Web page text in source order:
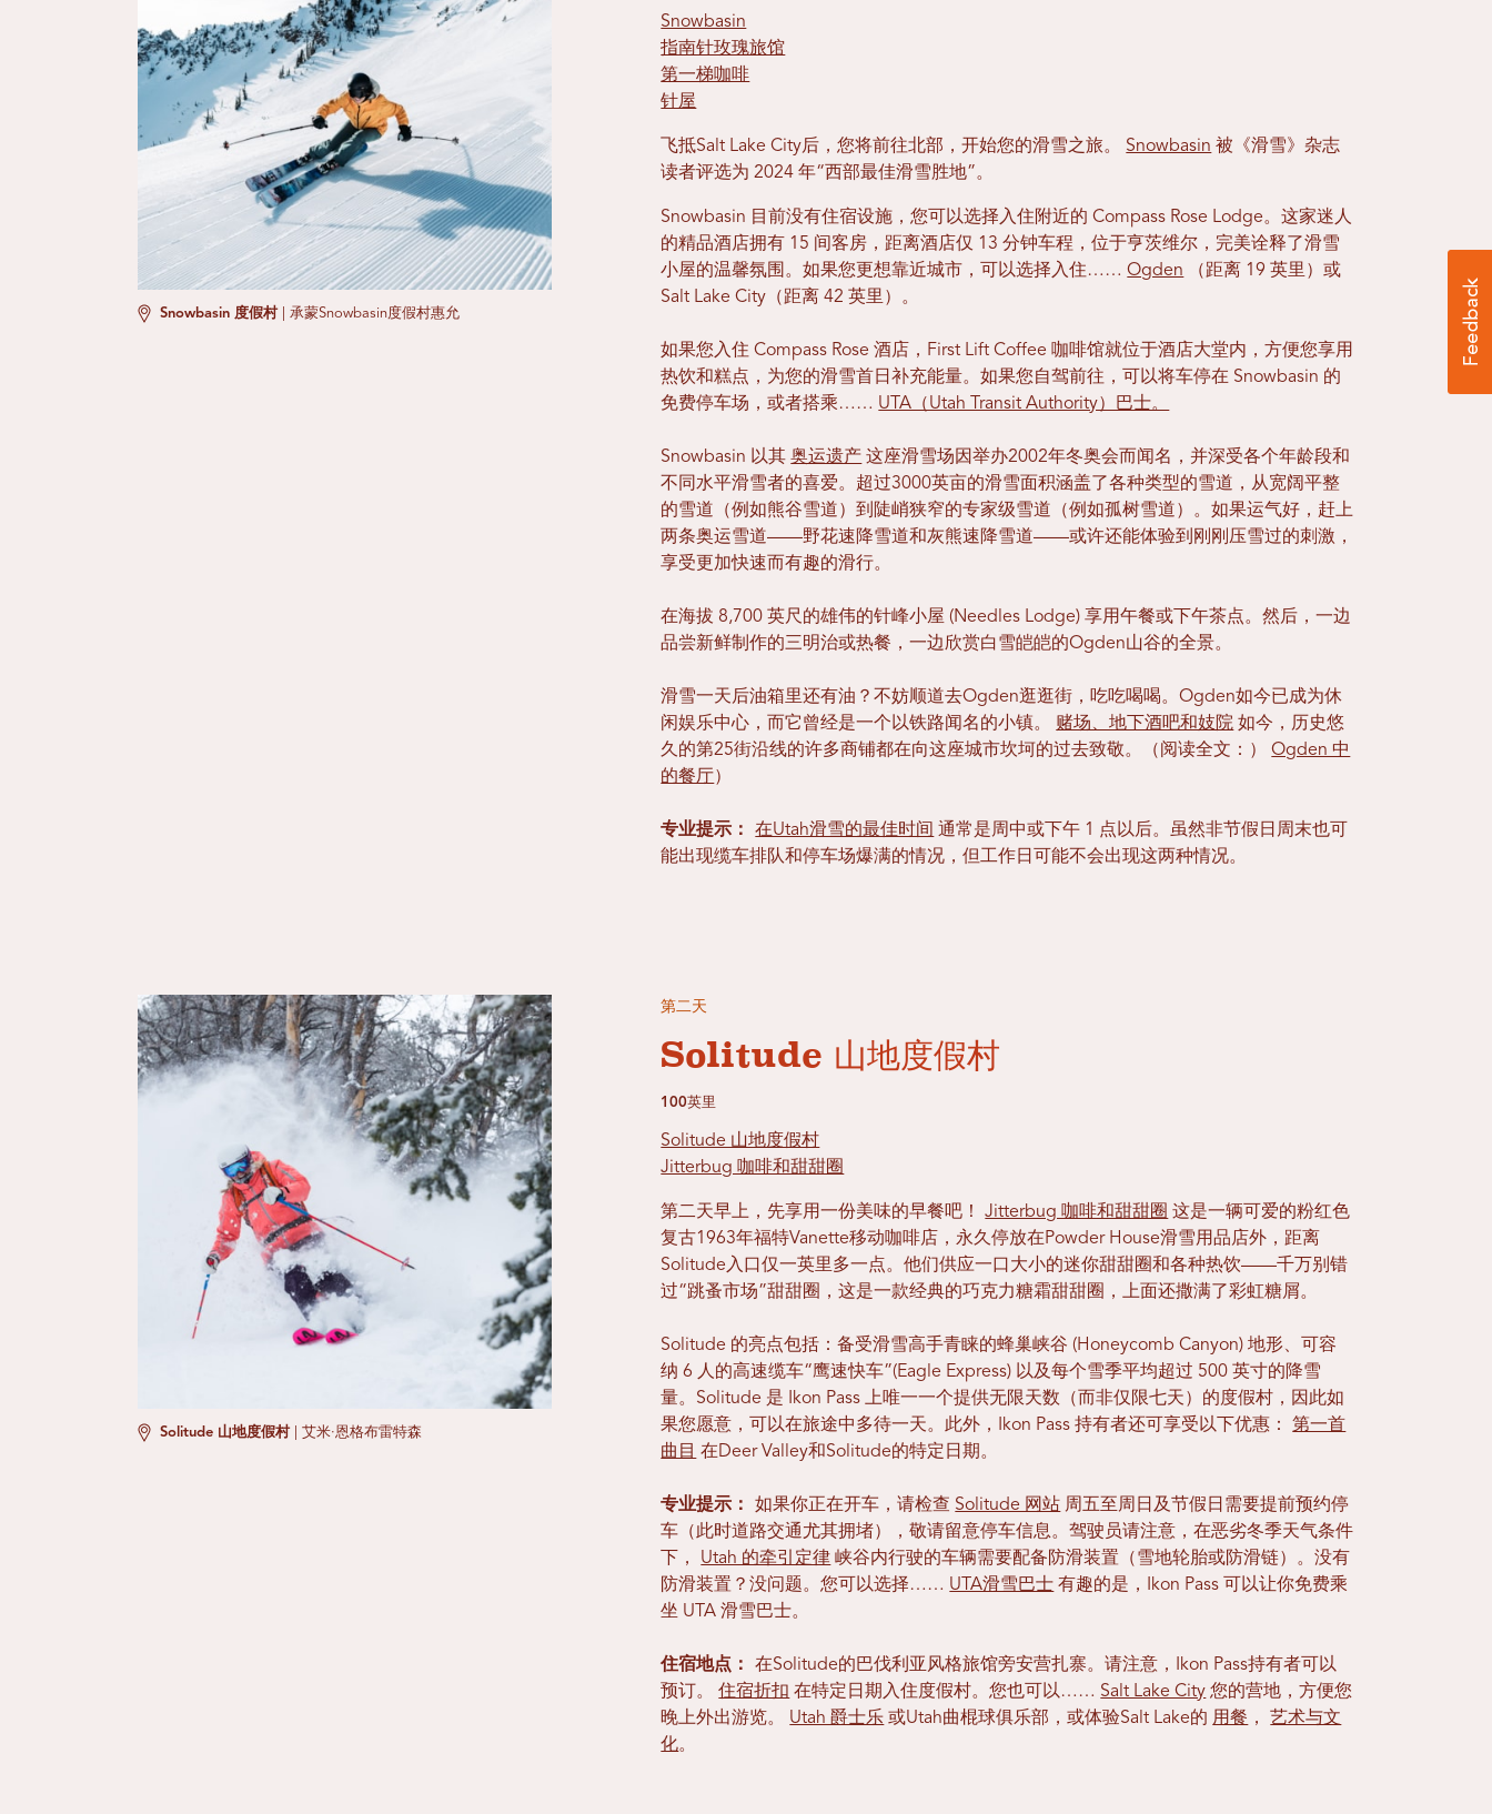
Snowbasin 度假村|承蒙Snowbasin度假村惠允
Snowbasin
指南针玫瑰旅馆
第一梯咖啡
针屋
飞抵Salt Lake City后，您将前往北部，开始您的滑雪之旅。 Snowbasin 被《滑雪》杂志
读者评选为 2024 年“西部最佳滑雪胜地”。
Snowbasin 目前没有住宿设施，您可以选择入住附近的 Compass Rose Lodge。这家迷人
的精品酒店拥有 15 间客房，距离酒店仅 13 分钟车程，位于亨茨维尔，完美诠释了滑雪
小屋的温馨氛围。如果您更想靠近城市，可以选择入住……Ogden （距离 19 英里）或
Salt Lake City（距离 42 英里）。
如果您入住 Compass Rose 酒店，First Lift Coffee 咖啡馆就位于酒店大堂内，方便您享用
热饮和糕点，为您的滑雪首日补充能量。如果您自驾前往，可以将车停在 Snowbasin 的
免费停车场，或者搭乘…… UTA（Utah Transit Authority）巴士。
Snowbasin 以其奥运遗产 这座滑雪场因举办2002年冬奥会而闻名，并深受各个年龄段和
不同水平滑雪者的喜爱。超过3000英亩的滑雪面积涵盖了各种类型的雪道，从宽阔平整
的雪道（例如熊谷雪道）到陡峭狭窄的专家级雪道（例如孤树雪道）。如果运气好，赶上
两条奥运雪道——野花速降雪道和灰熊速降雪道——或许还能体验到刚刚压雪过的刺激，
享受更加快速而有趣的滑行。
在海拔 8,700 英尺的雄伟的针峰小屋 (Needles Lodge) 享用午餐或下午茶点。然后，一边
品尝新鲜制作的三明治或热餐，一边欣赏白雪皑皑的Ogden山谷的全景。
滑雪一天后油箱里还有油？不妨顺道去Ogden逛逛街，吃吃喝喝。Ogden如今已成为休
闲娱乐中心，而它曾经是一个以铁路闻名的小镇。 赌场、地下酒吧和妓院 如今，历史悠
久的第25街沿线的许多商铺都在向这座城市坎坷的过去致敬。（阅读全文：）Ogden 中
的餐厅）
专业提示：在Utah滑雪的最佳时间 通常是周中或下午 1 点以后。虽然非节假日周末也可
能出现缆车排队和停车场爆满的情况，但工作日可能不会出现这两种情况。
Solitude 山地度假村|艾米·恩格布雷特森
第二天
Solitude 山地度假村
100英里
Solitude 山地度假村
Jitterbug 咖啡和甜甜圈
第二天早上，先享用一份美味的早餐吧！Jitterbug 咖啡和甜甜圈 这是一辆可爱的粉红色
复古1963年福特Vanette移动咖啡店，永久停放在Powder House滑雪用品店外，距离
Solitude入口仅一英里多一点。他们供应一口大小的迷你甜甜圈和各种热饮——千万别错
过“跳蚤市场”甜甜圈，这是一款经典的巧克力糖霜甜甜圈，上面还撒满了彩虹糖屑。
Solitude 的亮点包括：备受滑雪高手青睐的蜂巢峡谷 (Honeycomb Canyon) 地形、可容
纳 6 人的高速缆车“鹰速快车”(Eagle Express) 以及每个雪季平均超过 500 英寸的降雪
量。Solitude 是 Ikon Pass 上唯一一个提供无限天数（而非仅限七天）的度假村，因此如
果您愿意，可以在旅途中多待一天。此外，Ikon Pass 持有者还可享受以下优惠：第一首
曲目 在Deer Valley和Solitude的特定日期。
专业提示：如果你正在开车，请检查 Solitude 网站 周五至周日及节假日需要提前预约停
车（此时道路交通尤其拥堵），敬请留意停车信息。驾驶员请注意，在恶劣冬季天气条件
下， Utah 的牵引定律 峡谷内行驶的车辆需要配备防滑装置（雪地轮胎或防滑链）。没有
防滑装置？没问题。您可以选择…… UTA滑雪巴士 有趣的是，Ikon Pass 可以让你免费乘
坐 UTA 滑雪巴士。
住宿地点：在Solitude的巴伐利亚风格旅馆旁安营扎寨。请注意，Ikon Pass持有者可以
预订。住宿折扣 在特定日期入住度假村。您也可以…… Salt Lake City 您的营地，方便您
晚上外出游览。 Utah 爵士乐 或Utah曲棍球俱乐部，或体验Salt Lake的 用餐 ， 艺术与文
化。